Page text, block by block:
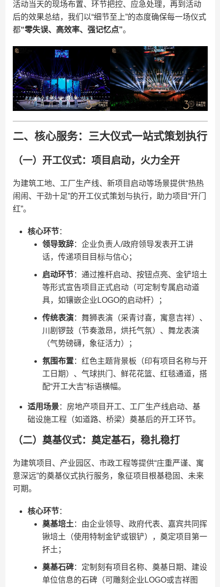
活动当天的现场布置、环节把控、应急处理，再到活动
后的效果总结，我们以“细节至上”的态度确保每一场仪式
都​​“零失误、高效率、强记忆点”​​。
二、核心服务：三大仪式一站式策划执行
（一）开工仪式：项目启动，火力全开
为建筑工地、工厂生产线、新项目启动等场景提供“热热
闹闹、干劲十足”的开工仪式策划与执行，助力项目“开门
红”。
​核心环节​​：
​领导致辞​​：企业负责人/政府领导发表开工讲
话，传递项目目标与信心；
​启动环节​​：通过推杆启动、按钮点亮、金铲培土
等形式宣告项目正式启动（可定制专属启动道
具，如镶嵌企业LOGO的启动杆）；
​传统表演​​：舞狮表演（采青讨喜，寓意吉祥）、
川剧锣鼓（节奏激昂，烘托气氛）、舞龙表演
（气势磅礴，象征活力）；
​氛围布置​​：红色主题背景板（印有项目名称与开
工日期）、气球拱门、鲜花花篮、红毯通道，搭
配“开工大吉”标语横幅。
​适用场景​​：房地产项目开工、工厂生产线启动、基
础设施工程（如道路、桥梁）奠基后的开工环节。
（二）奠基仪式：奠定基石，稳扎稳打
为建筑项目、产业园区、市政工程等提供“庄重严谨、寓
意深远”的奠基仪式执行服务，象征项目根基稳固、未来
可期。
​核心环节​​：
​奠基培土​ ​：由企业领导、政府代表、嘉宾共同挥
锹培土（使用特制金铲或银铲），奠定项目第一
抔土；
​奠基石碑​​：定制刻有项目名称、奠基日期、建设
单位信息的石碑（可雕刻企业LOGO或吉祥图